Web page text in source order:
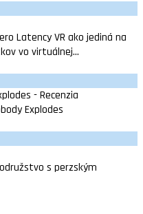
Latency VR ako jediná na
vo virtuálnej...
Explodes
s perzským